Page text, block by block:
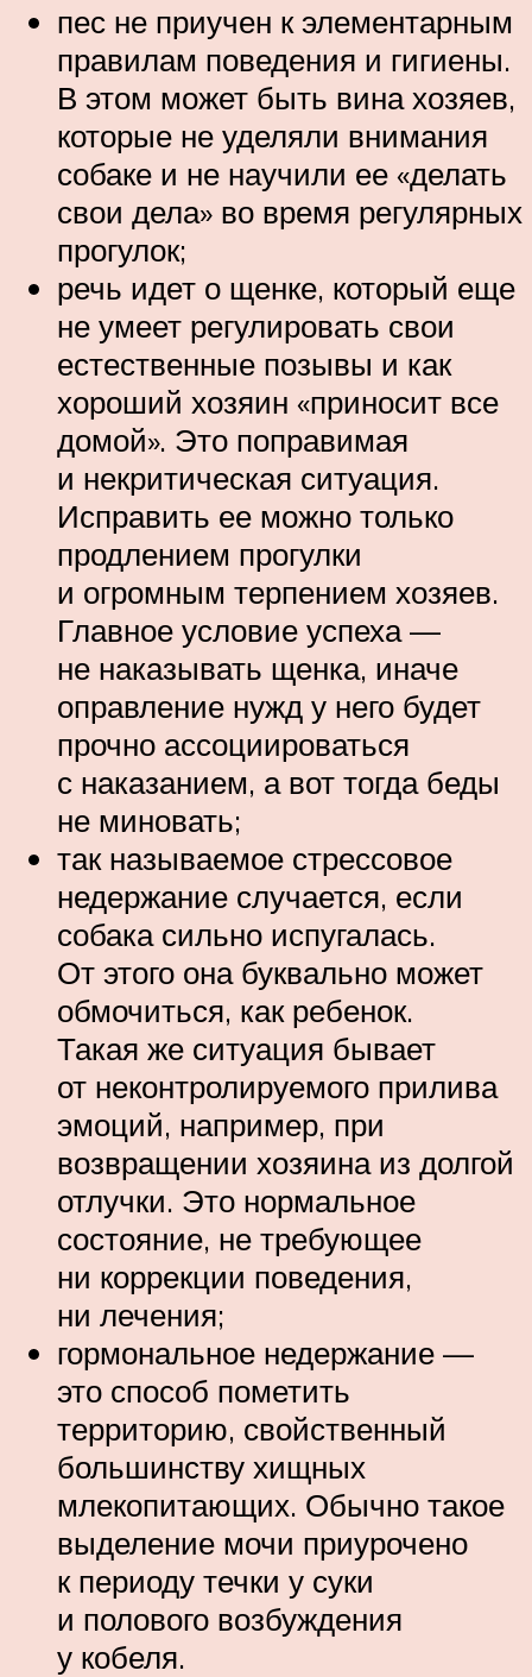
пес не приучен к элементарным
правилам поведения и гигиены.
В этом может быть вина хозяев,
которые не уделяли внимания
собаке и не научили ее «делать
свои дела» во время регулярных
прогулок;
речь идет о щенке, который еще
не умеет регулировать свои
естественные позывы и как
хороший хозяин «приносит все
домой». Это поправимая
и некритическая ситуация.
Исправить ее можно только
продлением прогулки
и огромным терпением хозяев.
Главное условие успеха —
не наказывать щенка, иначе
оправление нужд у него будет
прочно ассоциироваться
с наказанием, а вот тогда беды
не миновать;
так называемое стрессовое
недержание случается, если
собака сильно испугалась.
От этого она буквально может
обмочиться, как ребенок.
Такая же ситуация бывает
от неконтролируемого прилива
эмоций, например, при
возвращении хозяина из долгой
отлучки. Это нормальное
состояние, не требующее
ни коррекции поведения,
ни лечения;
гормональное недержание —
это способ пометить
территорию, свойственный
большинству хищных
млекопитающих. Обычно такое
выделение мочи приурочено
к периоду течки у суки
и полового возбуждения
у кобеля.